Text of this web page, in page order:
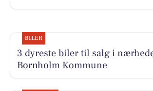
BILER
3 dyreste biler til salg i
Bornholm Kommune